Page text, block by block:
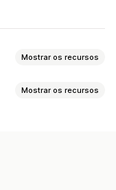
Mostrar os recursos
Mostrar os recursos